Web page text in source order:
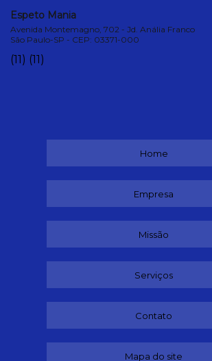
Espeto Mania
Avenida Montemagno, 702 - Jd. Anália Franco
São Paulo-SP - CEP: 03371-000
(11) (11)
Home
Empresa
Missão
Serviços
Contato
Mapa do site